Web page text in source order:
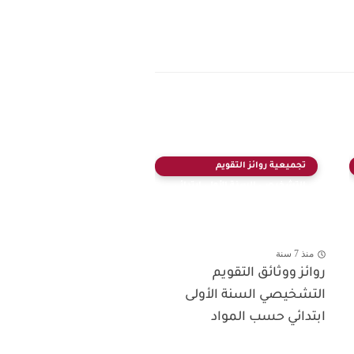
تجميعية روائز التقويم
منذ 7 سنة
روائز ووثائق التقويم
التشخيصي السنة الأولى
ابتدائي حسب المواد